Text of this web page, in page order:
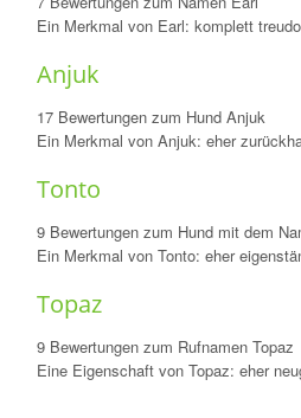
Ein Merkmal von Earl: komplett
Anjuk
17 Bewertungen zum Hund Anjuk
Ein Merkmal von Anjuk: eher
Tonto
9 Bewertungen zum Hund mit dem
Ein Merkmal von Tonto: eher
Topaz
9 Bewertungen zum Rufnamen Topaz
Eine Eigenschaft von Topaz: eher